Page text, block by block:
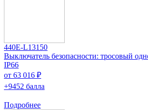
440E-L13150
Выключатель безопасности: тросовый
IP66
от 63 016 ₽
+9452 балла
Подробнее